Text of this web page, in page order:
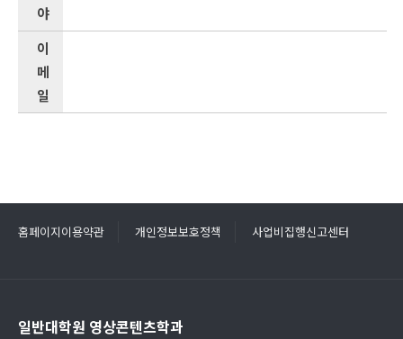
야
이
메
일
홈페이지이용약관 개인정보보호정책 사업비집행신고센터
일반대학원 영상콘텐츠학과